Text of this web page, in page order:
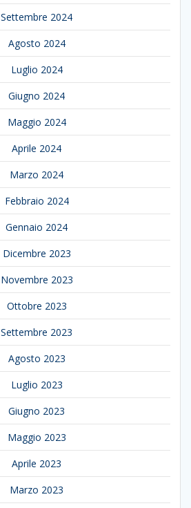
Settembre 2024
Agosto 2024
Luglio 2024
Giugno 2024
Maggio 2024
Aprile 2024
Marzo 2024
Febbraio 2024
Gennaio 2024
Dicembre 2023
Novembre 2023
Ottobre 2023
Settembre 2023
Agosto 2023
Luglio 2023
Giugno 2023
Maggio 2023
Aprile 2023
Marzo 2023